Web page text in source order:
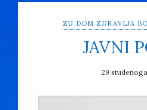
ZU DOM ZDRAVLJA
JAVNI
29